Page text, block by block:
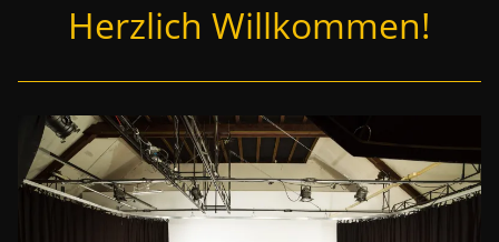
Herzlich Willkommen!